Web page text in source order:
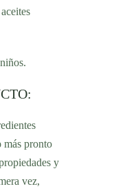
más pronto
y
vez,